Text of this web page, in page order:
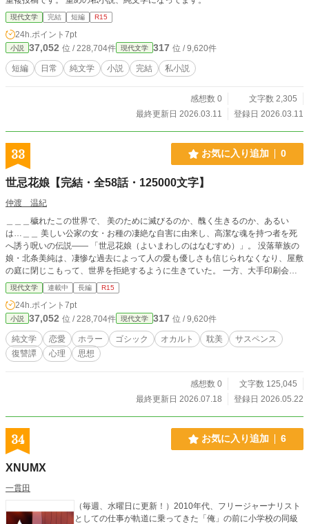
現代文学 完結 短編 R15
24h.ポイント 7pt
小説 37,052 位 / 228,704件 現代文学 317 位 / 9,620件
短編 日常 純文学 小説 完結 私小説
感想数 0
文字数 2,305
最終更新日 2026.03.11
登録日 2026.03.11
33 お気に入り追加 0
世忌花娘【完結・全58話・125000文字】
仲渡 温紀
＿＿＿穢れたこの世界で、 美のために滅びるのか、醜く生きるのか、あるい
は…＿＿ 美しい公家の女・お種の凄絶な自害に由来し、高潔な魂を持つ者を死
へ誘う呪いの伝説―― 「世忌花娘（よいまわしのはなむすめ）」。 没落華族の
娘・北条美純は、凄惨な過去によって人の愛も優しさも信じられなくなり、屋敷
の庭に閉じこもって、世界を拒絶するように生きていた。 一方、大手印刷会社
の御曹司・西郷優一は、幼い頃の傷と罪悪感から、他人に迎合し続けることでし
か生きられない青年だった。 拒絶する女と、迎合する男。 正反対の二人は出会
い、惹かれあう。 だがその恋は、「世忌花娘」の呪いによって、さらに深い悲
劇へと呑み込まれていく。 これは、呪いと悲恋の物語であると同時に、 美しい
者が死に、醜い者が蔓延るこの世界を問う物語。 ※こちらの方では毎日1話ずつ
予約投稿を行っておりますが、pixvの方では全話公開しております。 「続きが
気になって仕方がない！」という方は是非ご覧になってください。 もちろん、
現代文学 連載中 長編 R15
24h.ポイント 7pt
小説 37,052 位 / 228,704件 現代文学 317 位 / 9,620件
純文学 恋愛 ホラー ゴシック オカルト 耽美
サスペンス
復讐譚
心理 思想
感想数 0
文字数 125,045
最終更新日 2026.07.18
登録日 2026.05.22
34 お気に入り追加 6
XNUMX
一貫田
（毎週、水曜日に更新！）2010年代、フリージャーナリスト
としての仕事が軌道に乗ってきた「俺」の前に小学校の同級